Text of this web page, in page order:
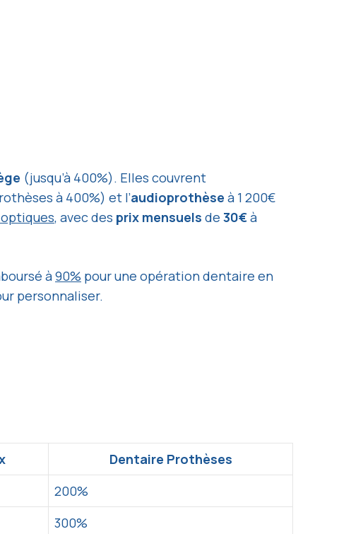
(jusqu’à 400%). Elles couvrent
à 400%) et l’audioprothèse à 1 200€
, avec des prix mensuels de 30€à
à90% pour une opération dentaire en
personnaliser.
Dentaire Prothèses
200%
300%